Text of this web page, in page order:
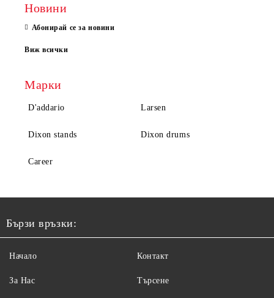
Новини
Абонирай се за новини
Виж всички
Марки
D'addario Larsen
Dixon stands Dixon drums
Career
Бързи връзки:
Начало
За Нас
Контакт
Търсене